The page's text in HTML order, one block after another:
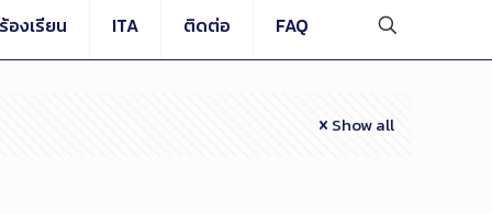
องเรียน ITA ติดต่อ FAQ
Show all